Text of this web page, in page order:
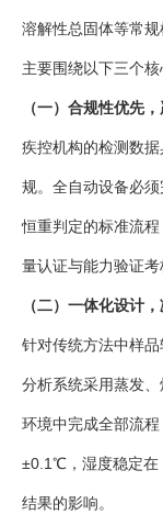
溶解性总固体等常
主要围绕以下三个核
（一）合规性优先
疾控机构的检测数
规。全自动设备必
恒重判定的标准流
量认证与能力验证考
（二）一体化设计
针对传统方法中样
分析系统采用蒸发
环境中完成全部流
±0.1℃，湿度稳定在
结果的影响。